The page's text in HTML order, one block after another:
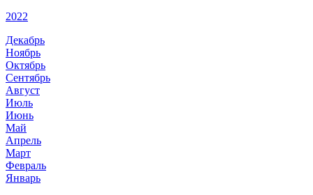
2022
Декабрь
Ноябрь
Октябрь
Сентябрь
Август
Июль
Июнь
Май
Апрель
Март
Февраль
Январь